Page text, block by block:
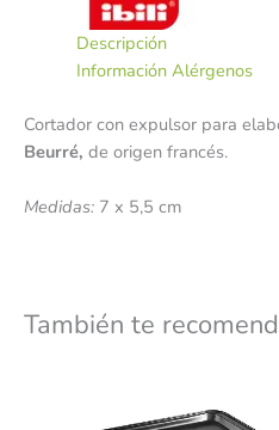
Descripción
Información Alérgenos
Cortador con expulsor para
Beurré, de origen francés.
Medidas: 7 x 5,5 cm
También te